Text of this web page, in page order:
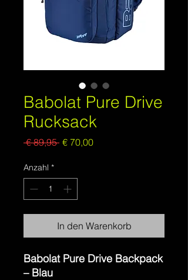
Babolat Pure Drive
Rucksack
€ 89,95 Standardpreis
€ 70,00Sale-
Anzahl *
In den Warenkorb
Babolat Pure Drive Backpack
– Blau